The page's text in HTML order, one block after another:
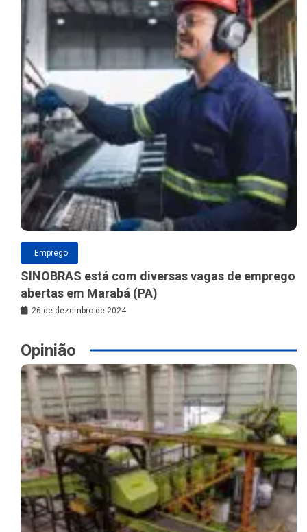
Emprego
SINOBRAS está com diversas vagas de emprego
abertas em Marabá (PA)
26 de dezembro de 2024
Opinião